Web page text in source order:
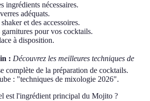
ingrédients nécessaires.
adéquats.
et des accessoires.
garnitures pour vos cocktails.
à disposition.
: Découvrez les meilleures techniques de
complète de la préparation de cocktails.
: "techniques de mixologie 2026".
est l'ingrédient principal du Mojito ?